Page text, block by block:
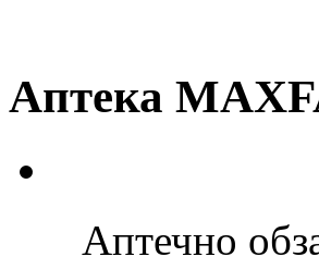
Аптека
Аптечно